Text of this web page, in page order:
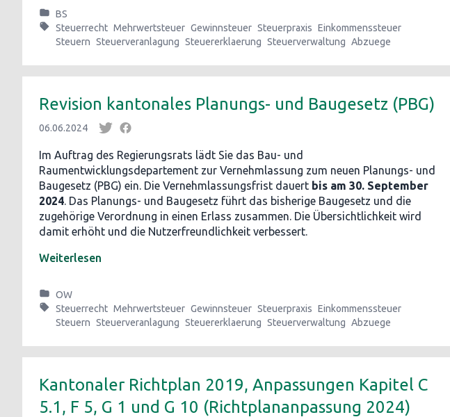
BS
Steuerrecht Mehrwertsteuer Gewinnsteuer Steuerpraxis Einkommenssteuer
Steuern Steuerveranlagung Steuererklaerung Steuerverwaltung Abzuege
Revision kantonales Planungs- und Baugesetz (PBG)
06.06.2024
Im Auftrag des Regierungsrats lädt Sie das Bau- und
Raumentwicklungsdepartement zur Vernehmlassung zum neuen Planungs- und
Baugesetz (PBG) ein. Die Vernehmlassungsfrist dauert bis am 30. September
2024. Das Planungs- und Baugesetz führt das bisherige Baugesetz und die
zugehörige Verordnung in einen Erlass zusammen. Die Übersichtlichkeit wird
damit erhöht und die Nutzerfreundlichkeit verbessert.
Weiterlesen
OW
Steuerrecht Mehrwertsteuer Gewinnsteuer Steuerpraxis Einkommenssteuer
Steuern Steuerveranlagung Steuererklaerung Steuerverwaltung Abzuege
Kantonaler Richtplan 2019, Anpassungen Kapitel C
5.1, F 5, G 1 und G 10 (Richtplananpassung 2024)